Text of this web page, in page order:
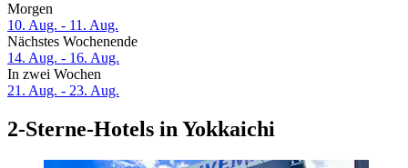
Morgen
10. Aug. - 11. Aug.
Nächstes Wochenende
14. Aug. - 16. Aug.
In zwei Wochen
21. Aug. - 23. Aug.
2-Sterne-Hotels in Yokkaichi